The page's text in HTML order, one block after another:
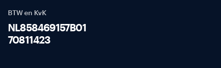
BTW en KvK
NL858469157B01
70811423